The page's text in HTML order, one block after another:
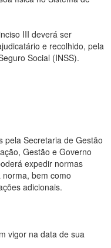
III deverá ser
e recolhido, pela
Social (INSS).
pela Secretaria de Gestão
Gestão e Governo
expedir normas
bem como
adicionais.
vigor na data de sua